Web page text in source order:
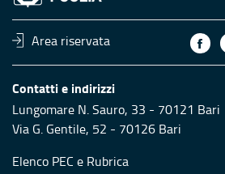
Area riservata
Contatti e indirizzi
Lungomare N. Sauro, 33 - 70121 Bari
Via G. Gentile, 52 - 70126 Bari
Elenco PEC e Rubrica